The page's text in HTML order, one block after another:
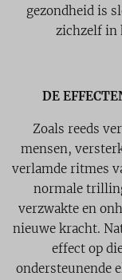
gezondheid is
zichzelf in
DE
Zoals reeds
mensen,
verlamde ritmes
normale
verzwakte en
nieuwe kracht.
effect op
ondersteunende